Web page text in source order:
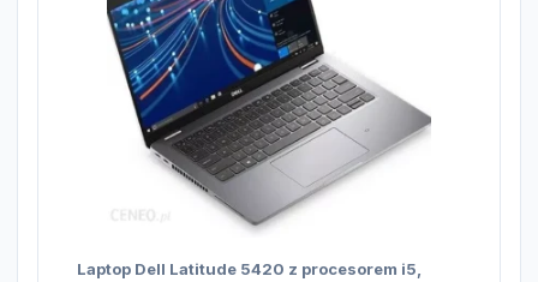
Laptop Dell Latitude 5420 z procesorem i5,